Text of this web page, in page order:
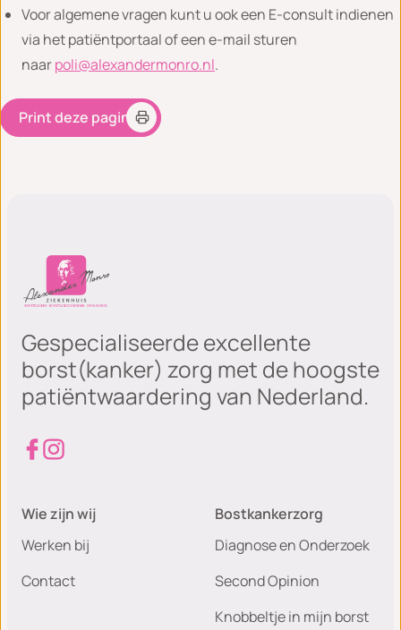
Voor algemene vragen kunt u ook een E-consult indienen
via het patiëntportaal of een e-mail sturen
naarpoli@alexandermonro.nl.
Print deze pagina
Gespecialiseerde excellente
borst(kanker) zorg met de hoogste
patiëntwaardering van Nederland.
Wie zijn wij
Werken bij
Contact
Bostkankerzorg
Diagnose en Onderzoek
Second Opinion
Knobbeltje in mijn borst